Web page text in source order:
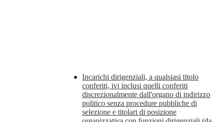
Incarichi dirigenziali, a qualsiasi titolo
conferiti, ivi inclusi quelli conferiti
discrezionalmente dall'organo di indirizzo
politico senza procedure pubbliche di
selezione e titolari di posizione